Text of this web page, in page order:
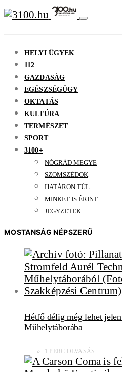
HELYI ÜGYEK
112
GAZDASÁG
EGÉSZSÉGÜGY
OKTATÁS
KULTÚRA
TERMÉSZET
SPORT
3100+
NÓGRÁD MEGYE
SZOMSZÉDOK
HATÁRON TÚL
MINKET IS ÉRINT
JEGYZETEK
MOSTANSÁG NÉPSZERŰ
Hétfő délig még lehet
Műhelytáborába
1 PERC OLVASÁS